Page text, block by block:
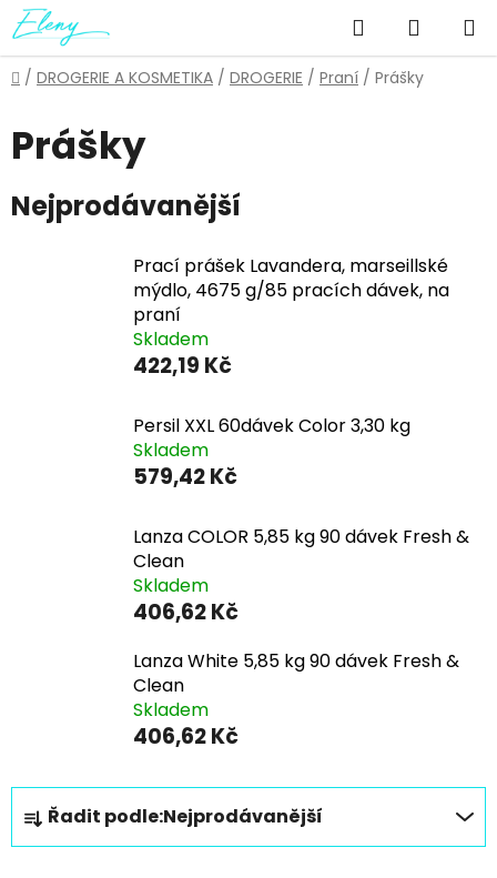
Přejít
na
obsah
Hledat
KOŠÍK
Domů
/ DROGERIE A KOSMETIKA / DROGERIE / Praní / Prášky
Prášky
Nejprodávanější
Prací prášek Lavandera, marseillské
mýdlo, 4675 g/85 pracích dávek, na
praní
Skladem
422,19 Kč
Persil XXL 60dávek Color 3,30 kg
Skladem
579,42 Kč
Lanza COLOR 5,85 kg 90 dávek Fresh &
Clean
Skladem
406,62 Kč
Lanza White 5,85 kg 90 dávek Fresh &
Clean
Skladem
406,62 Kč
Ř
a
z
Řadit podle:Nejprodávanější